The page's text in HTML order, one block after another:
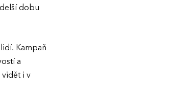
dobu
Kampaň
a
vidět i v